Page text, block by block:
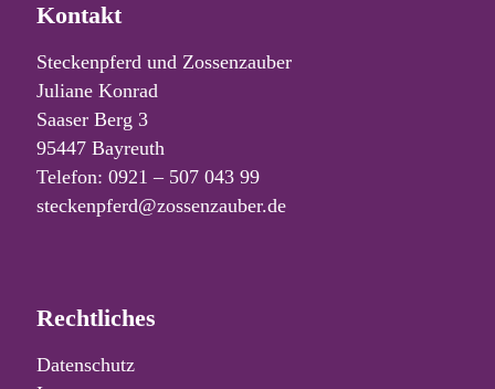
Kontakt
Steckenpferd und Zossenzauber
Juliane Konrad
Saaser Berg 3
95447 Bayreuth
Telefon: 0921 – 507 043 99
steckenpferd@zossenzauber.de
Rechtliches
Datenschutz